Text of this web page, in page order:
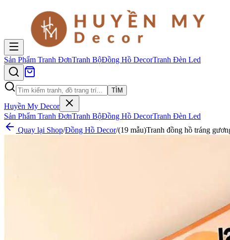
Sản Phẩm Tranh ĐơnTranh BộĐồng Hồ DecorTranh Đèn Led
TÌM
Huyền My Decor
Sản Phẩm Tranh ĐơnTranh BộĐồng Hồ DecorTranh Đèn Led
Quay lại Shop/Đồng Hồ Decor/(19 mẫu)Tranh đồng hồ tráng